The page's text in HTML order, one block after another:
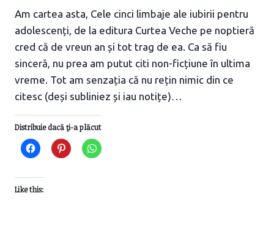
Am cartea asta, Cele cinci limbaje ale iubirii pentru
adolescenți, de la editura Curtea Veche pe noptieră
cred că de vreun an și tot trag de ea. Ca să fiu
sinceră, nu prea am putut citi non-ficțiune în ultima
vreme. Tot am senzația că nu rețin nimic din ce
citesc (deși subliniez și iau notițe)…
Distribuie dacă ţi-a plăcut
Like this: